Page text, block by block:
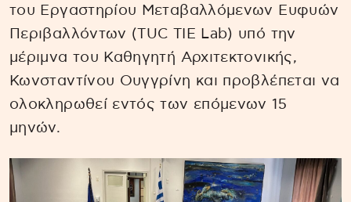
του Εργαστηρίου Μεταβαλλόμενων Ευφυών
Περιβαλλόντων (TUC TIE Lab) υπό την
μέριμνα του Καθηγητή Αρχιτεκτονικής,
Κωνσταντίνου Ουγγρίνη και προβλέπεται να
ολοκληρωθεί εντός των επόμενων 15
μηνών.